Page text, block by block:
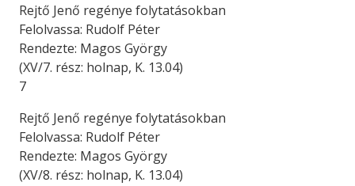
Rejtő Jenő regénye folytatásokban
Felolvassa: Rudolf Péter
Rendezte: Magos György
(XV/7. rész: holnap, K. 13.04)
7
Rejtő Jenő regénye folytatásokban
Felolvassa: Rudolf Péter
Rendezte: Magos György
(XV/8. rész: holnap, K. 13.04)